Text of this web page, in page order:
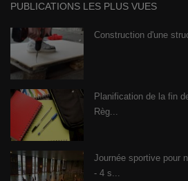
PUBLICATIONS LES PLUS VUES
Construction d'une
Planification de la fin
Règ...
Journée sportive pour
- 4 s...